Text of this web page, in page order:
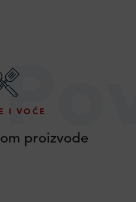
I VOĆE
proizvode